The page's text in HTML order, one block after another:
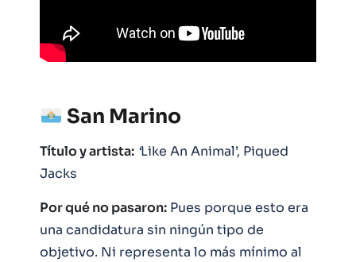
San Marino
Título y artista: ‘Like An Animal’, Piqued
Jacks
Por qué no pasaron: Pues porque esto era
una candidatura sin ningún tipo de
objetivo. Ni representa lo más mínimo al